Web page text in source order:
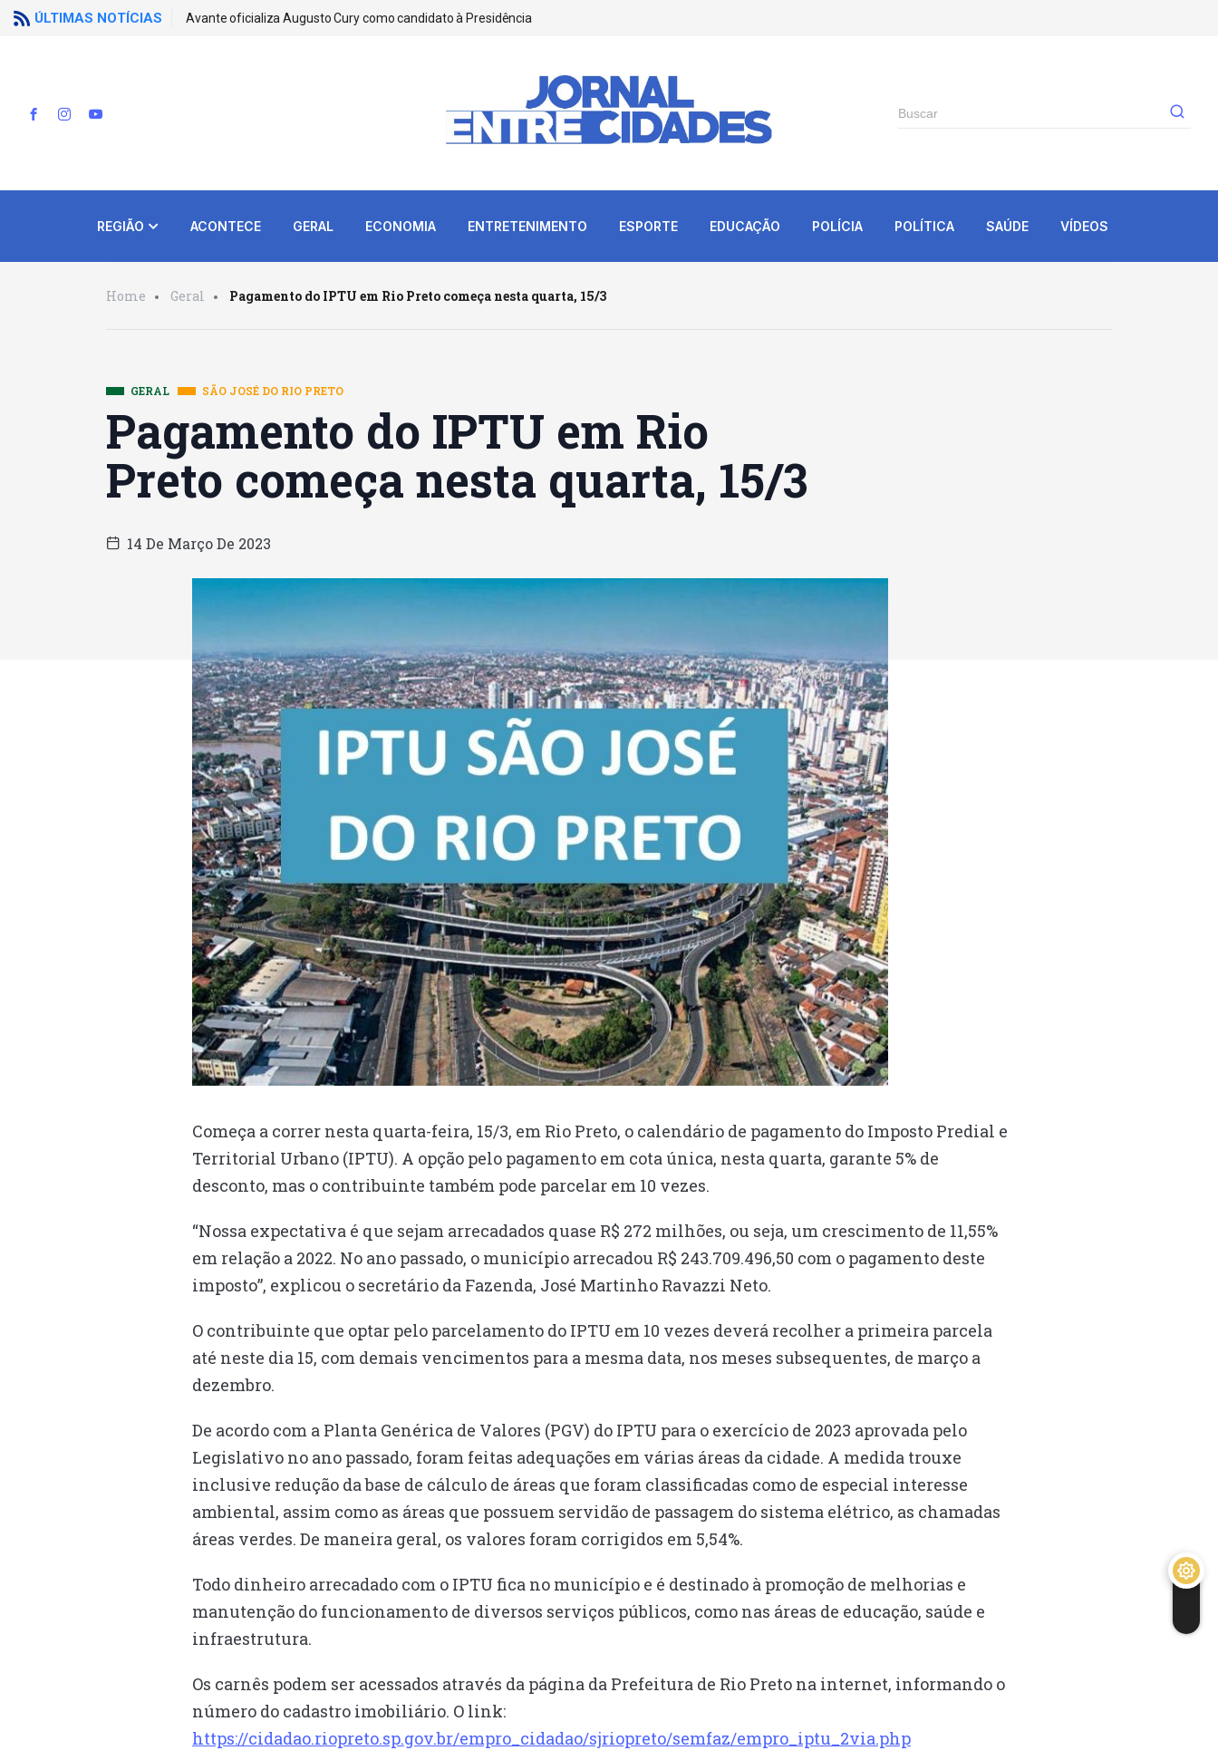
ÚLTIMAS NOTÍCIAS Avante oficializa Augusto Cury como candidato à Presidência
REGIÃO ACONTECE GERAL ECONOMIA ENTRETENIMENTO ESPORTE EDUCAÇÃO POLÍCIA POLÍTICA SAÚDE VÍDEOS
Home Geral Pagamento do IPTU em Rio Preto começa nesta quarta, 15/3
GERAL SÃO JOSÉ DO RIO PRETO
Pagamento do IPTU em Rio
Preto começa nesta quarta, 15/3
14 De Março De 2023
Começa a correr nesta quarta-feira, 15/3, em Rio Preto, o calendário de pagamento do Imposto Predial e
Territorial Urbano (IPTU). A opção pelo pagamento em cota única, nesta quarta, garante 5% de
desconto, mas o contribuinte também pode parcelar em 10 vezes.
“Nossa expectativa é que sejam arrecadados quase R$ 272 milhões, ou seja, um crescimento de 11,55%
em relação a 2022. No ano passado, o município arrecadou R$ 243.709.496,50 com o pagamento deste
imposto”, explicou o secretário da Fazenda, José Martinho Ravazzi Neto.
O contribuinte que optar pelo parcelamento do IPTU em 10 vezes deverá recolher a primeira parcela
até neste dia 15, com demais vencimentos para a mesma data, nos meses subsequentes, de março a
dezembro.
De acordo com a Planta Genérica de Valores (PGV) do IPTU para o exercício de 2023 aprovada pelo
Legislativo no ano passado, foram feitas adequações em várias áreas da cidade. A medida trouxe
inclusive redução da base de cálculo de áreas que foram classificadas como de especial interesse
ambiental, assim como as áreas que possuem servidão de passagem do sistema elétrico, as chamadas
áreas verdes. De maneira geral, os valores foram corrigidos em 5,54%.
Todo dinheiro arrecadado com o IPTU fica no município e é destinado à promoção de melhorias e
manutenção do funcionamento de diversos serviços públicos, como nas áreas de educação, saúde e
infraestrutura.
Os carnês podem ser acessados através da página da Prefeitura de Rio Preto na internet, informando o
número do cadastro imobiliário. O link:
https://cidadao.riopreto.sp.gov.br/empro_cidadao/sjriopreto/semfaz/empro_iptu_2via.php